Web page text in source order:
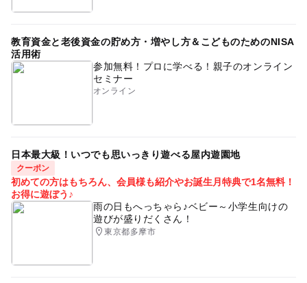
教育資金と老後資金の貯め方・増やし方＆こどものためのNISA
活用術
参加無料！プロに学べる！親子のオンライン
セミナー
オンライン
日本最大級！いつでも思いっきり遊べる屋内遊園地
クーポン
初めての方はもちろん、会員様も紹介やお誕生月特典で1名無料！
お得に遊ぼう♪
雨の日もへっちゃら♪ベビー～小学生向けの
遊びが盛りだくさん！
東京都多摩市